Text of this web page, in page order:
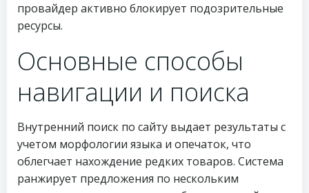
провайдер активно блокирует подозрительные
ресурсы.
Основные способы
навигации и поиска
Внутренний поиск по сайту выдает результаты с
учетом морфологии языка и опечаток, что
облегчает нахождение редких товаров. Система
ранжирует предложения по нескольким